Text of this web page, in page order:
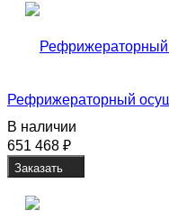
Рефрижераторный
В наличии
651 468 ₽
Заказать